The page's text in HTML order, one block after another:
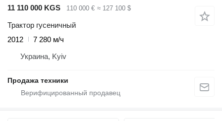
11 110 000 KGS
110 000 € ≈ 127 100 $
Трактор гусеничный
2012
7 280 м/ч
Украина, Kyiv
Продажа техники